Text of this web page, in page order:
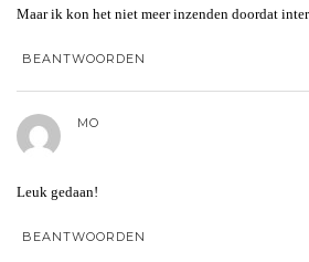
Maar ik kon het niet meer inzenden doordat
BEANTWOORDEN
MO
Leuk gedaan!
BEANTWOORDEN